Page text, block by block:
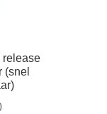
release
(snel